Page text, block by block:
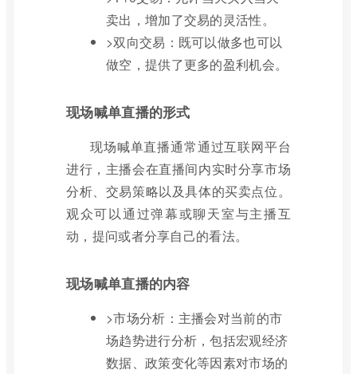
卖出，增加了交易的灵活性。
>双向交易：既可以做多也可以
做空，提供了更多的盈利机会。
现场喊单直播的形式
现场喊单直播通常通过互联网平台
进行，主播会在直播间内实时分享市场
分析、交易策略以及具体的买卖点位。
观众可以通过弹幕或聊天室与主播互
动，提问或者分享自己的看法。
现场喊单直播的内容
>市场分析：主播会对当前的市
场趋势进行分析，包括宏观经济
数据、政策变化等因素对市场的